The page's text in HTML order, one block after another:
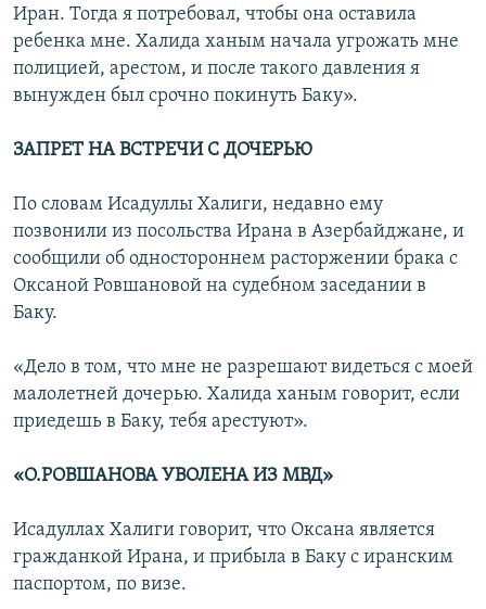
Иран. Тогда я потребовал, чтобы она оставила
ребенка мне. Халида ханым начала угрожать мне
полицией, арестом, и после такого давления я
вынужден был срочно покинуть Баку».
ЗАПРЕТ НА ВСТРЕЧИ С ДОЧЕРЬЮ
По словам Исадуллы Халиги, недавно ему
позвонили из посольства Ирана в Азербайджане, и
сообщили об одностороннем расторжении брака с
Оксаной Ровшановой на cудебном заседании в
Баку.
«Дело в том, что мне не разрешают видеться с моей
малолетней дочерью. Халида ханым говорит, если
приедешь в Баку, тебя арестуют».
«О.РОВШАНОВА УВОЛЕНА ИЗ МВД»
Исадуллах Халиги говорит, что Оксана является
гражданкой Ирана, и прибыла в Баку с иранским
паспортом, по визе.